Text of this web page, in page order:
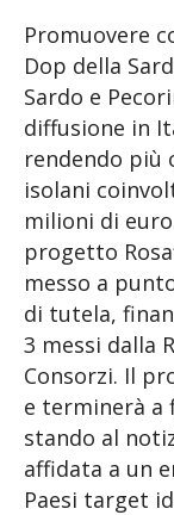
Promuovere
Dop della
Sardo e
diffusione in
rendendo più
isolani
milioni di
progetto
messo a
di tutela,
3 messi dalla
Consorzi. Il
e terminerà a
stando al
affidata a un
Paesi target